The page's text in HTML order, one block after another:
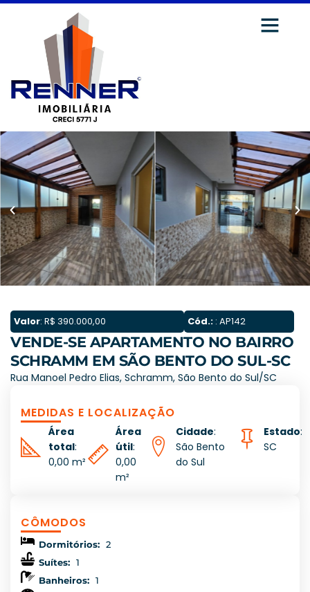
Valor: R$ 390.000,00 Cód.: : AP142
VENDE-SE APARTAMENTO NO BAIRRO
SCHRAMM EM SÃO BENTO DO SUL-SC
Rua Manoel Pedro Elias, Schramm, São Bento do Sul/SC
MEDIDAS E LOCALIZAÇÃO
Área
total:
0,00 m²
Área
útil:
0,00
m²
Cidade:
São Bento
do Sul
Estado:
SC
CÔMODOS
Dormitórios: 2
Suítes: 1
Banheiros: 1